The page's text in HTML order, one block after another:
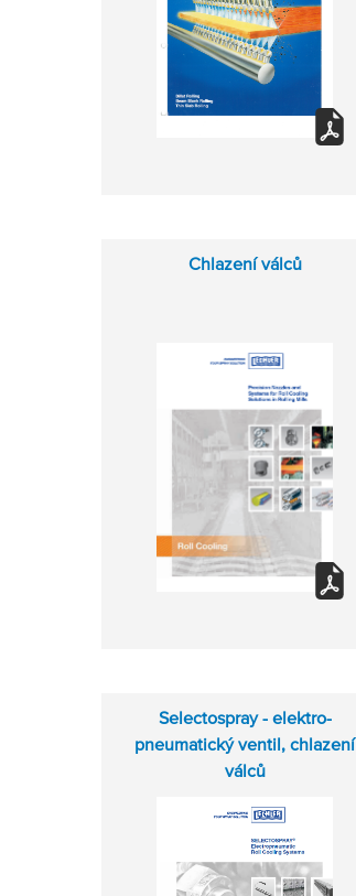
Chlazení válců
Selectospray - elektro-
pneumatický ventil, chlazení
válců